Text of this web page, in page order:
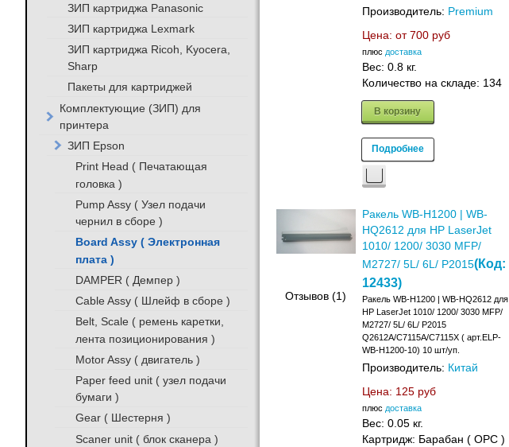
Производитель: Premium
Цена: от 700 руб
плюс доставка
Вес: 0.8 кг.
Количество на складе: 134
В корзину
Подробнее
Отзывов (1)
Ракель WB-H1200 | WB-
HQ2612 для HP LaserJet
1010/ 1200/ 3030 MFP/
M2727/ 5L/ 6L/ P2015(Код:
12433)
Ракель WB-H1200 | WB-HQ2612 для
HP LaserJet 1010/ 1200/ 3030 MFP/
M2727/ 5L/ 6L/ P2015
Q2612A/C7115A/C7115X ( арт.ELP-
WB-H1200-10) 10 шт/уп.
Производитель: Китай
Цена: 125 руб
плюс доставка
Вес: 0.05 кг.
Картридж: Барабан ( OPC )
ЗИП картриджа Panasonic
ЗИП картриджа Lexmark
ЗИП картриджа Ricoh, Kyocera,
Sharp
Пакеты для картриджей
Комплектующие (ЗИП) для
принтера
ЗИП Epson
Print Head ( Печатающая
головка )
Pump Assy ( Узел подачи
чернил в сборе )
Board Assy ( Электронная
плата )
DAMPER ( Демпер )
Cable Assy ( Шлейф в сборе )
Belt, Scale ( ремень каретки,
лента позиционирования )
Motor Assy ( двигатель )
Paper feed unit ( узел подачи
бумаги )
Gear ( Шестерня )
Scaner unit ( блок сканера )